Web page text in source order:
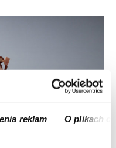
reklam O plikach